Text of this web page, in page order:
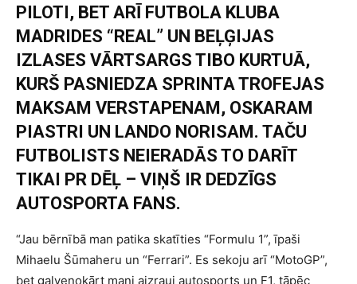
PILOTI, BET ARĪ FUTBOLA KLUBA
MADRIDES “REAL” UN BEĻĢIJAS
IZLASES VĀRTSARGS TIBO KURTUĀ,
KURŠ PASNIEDZA SPRINTA TROFEJAS
MAKSAM VERSTAPENAM, OSKARAM
PIASTRI UN LANDO NORISAM. TAČU
FUTBOLISTS NEIERADĀS TO DARĪT
TIKAI PR DĒĻ – VIŅŠ IR DEDZĪGS
AUTOSPORTA FANS.
“Jau bērnībā man patika skatīties “Formulu 1”, īpaši
Mihaelu Šūmaheru un “Ferrari”. Es sekoju arī “MotoGP”,
bet galvenokārt mani aizrauj autosports un F1, tāpēc